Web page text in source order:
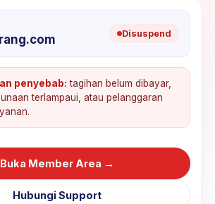
Disuspend
penyebab: tagihan belum dibayar,
terlampaui, atau pelanggaran
Buka Member Area →
Hubungi Support